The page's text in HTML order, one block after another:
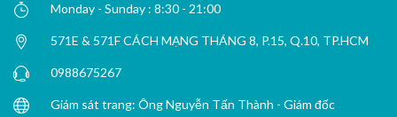
Monday - Sunday : 8:30 - 21:00
571E & 571F CÁCH MẠNG THÁNG 8, P.15, Q.10, TP.HCM
0988675267
Giám sát trang: Ông Nguyễn Tấn Thành - Giám đốc